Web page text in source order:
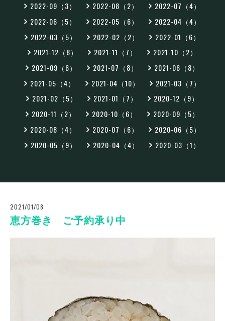
2022-09（3）
2022-08（2）
2022-07（4）
2022-06（5）
2022-05（6）
2022-04（4）
2022-03（5）
2022-02（2）
2022-01（6）
2021-12（8）
2021-11（7）
2021-10（2）
2021-09（6）
2021-07（8）
2021-06（8）
2021-05（4）
2021-04（10）
2021-03（7）
2021-02（5）
2021-01（7）
2020-12（9）
2020-11（2）
2020-10（6）
2020-09（5）
2020-08（4）
2020-07（6）
2020-06（5）
2020-05（9）
2020-04（4） 2020-03（1）
2021/01/08
恵方巻き ご予約承り中